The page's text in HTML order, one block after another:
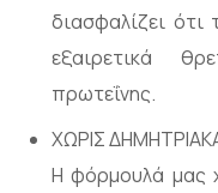
διασφαλίζει ότι
εξαιρετικά
πρωτεΐνης.
ΧΩΡΙΣ
Η φόρμουλά μας